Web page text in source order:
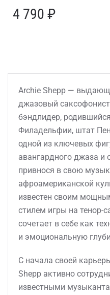
4 790 ₽
Archie Shepp —
джазовый
бэндлидер,
Филадельфии, штат
одной из ключевых
авангардного джаза и
привнося в свою
афроамериканской
известен своим
стилем игры на тенор-
сочетает в себе как
и эмоциональную
С начала своей
Shepp активно
известными